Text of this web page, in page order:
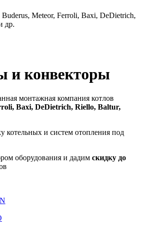
Meteor, Ferroli, Baxi, DeDietrich,
др.
и конвекторы
монтажная компания котлов
Baxi, DeDietrich, Riello, Baltur,
котельных и систем отопления под
оборудования и дадим скидку до